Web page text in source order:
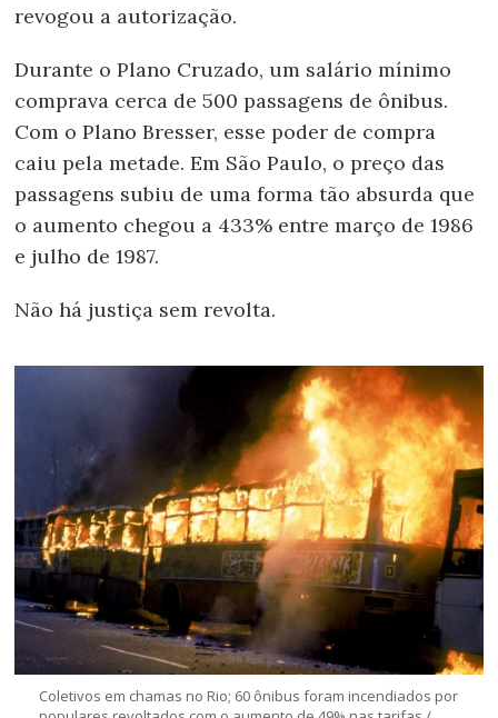
revogou a autorização.
Durante o Plano Cruzado, um salário mínimo
comprava cerca de 500 passagens de ônibus.
Com o Plano Bresser, esse poder de compra
caiu pela metade. Em São Paulo, o preço das
passagens subiu de uma forma tão absurda que
o aumento chegou a 433% entre março de 1986
e julho de 1987.
Não há justiça sem revolta.
Coletivos em chamas no Rio; 60 ônibus foram incendiados por